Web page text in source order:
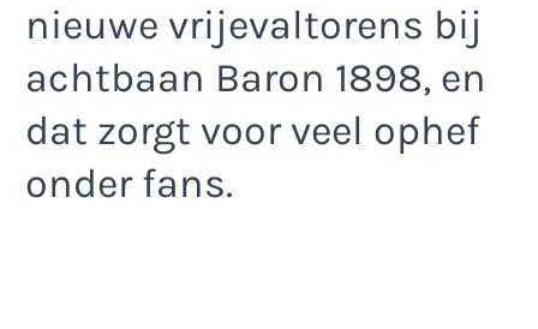
nieuwe vrijevaltorens bij
achtbaan Baron 1898, en
dat zorgt voor veel ophef
onder fans.